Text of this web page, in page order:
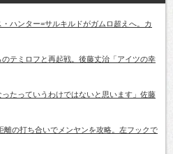
ハンター=サルキルドがガムロ超えへ。カ
のテミロフと再起戦。後藤丈治「アイツの幸
ったっていうわけではないと思います」佐藤
離の打ち合いでメンヤンを攻略。左フックで